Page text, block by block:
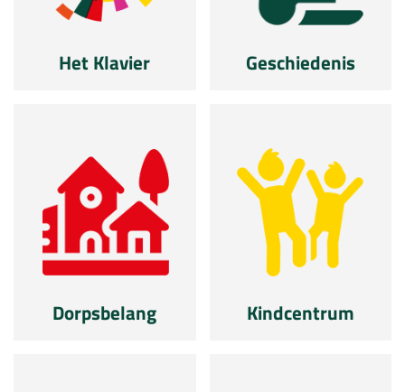
Het Klavier Geschiedenis
Dorpsbelang Kindcentrum